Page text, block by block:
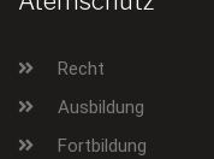
Recht
Ausbildung
Fortbildung